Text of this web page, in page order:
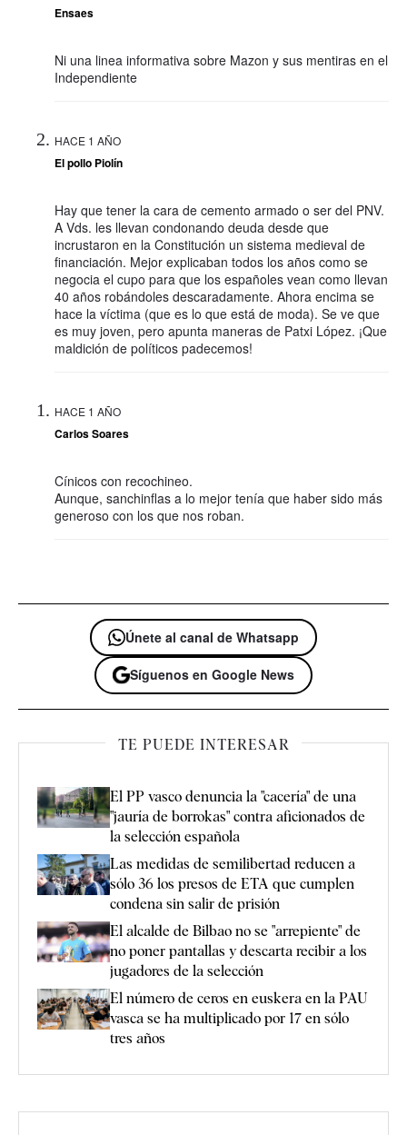
Ensaes
Ni una linea informativa sobre Mazon y sus mentiras en el
Independiente
HACE 1 AÑO
El pollo Piolín
Hay que tener la cara de cemento armado o ser del PNV.
A Vds. les llevan condonando deuda desde que
incrustaron en la Constitución un sistema medieval de
financiación. Mejor explicaban todos los años como se
negocia el cupo para que los españoles vean como llevan
40 años robándoles descaradamente. Ahora encima se
hace la víctima (que es lo que está de moda). Se ve que
es muy joven, pero apunta maneras de Patxi López. ¡Que
maldición de políticos padecemos!
HACE 1 AÑO
Carlos Soares
Cínicos con recochineo.
Aunque, sanchinflas a lo mejor tenía que haber sido más
generoso con los que nos roban.
Únete al canal de Whatsapp
Síguenos en Google News
TE PUEDE INTERESAR
El PP vasco denuncia la "cacería" de una
"jauría de borrokas" contra aficionados de
la selección española
Las medidas de semilibertad reducen a
sólo 36 los presos de ETA que cumplen
condena sin salir de prisión
El alcalde de Bilbao no se "arrepiente" de
no poner pantallas y descarta recibir a los
jugadores de la selección
El número de ceros en euskera en la PAU
vasca se ha multiplicado por 17 en sólo
tres años